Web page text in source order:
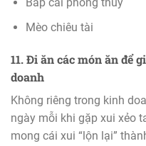
Mèo chiêu tài
11. Đi ăn các món ăn để
doanh
Không riêng trong kinh
ngày mỗi khi gặp xui xẻo
mong cái xui “lộn lại”